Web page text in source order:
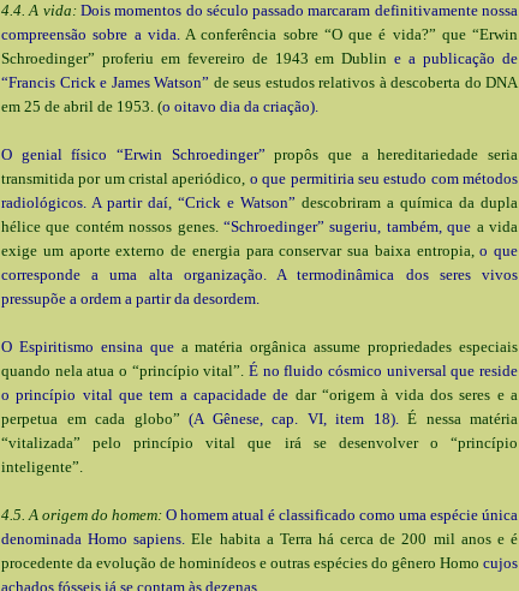
4.4. A vida:Dois momentos do século passado marcaram definitivamente nossa
compreensão sobre a vida. A conferência sobre “O que é vida?” que “Erwin
Schroedinger” proferiu em fevereiro de 1943 em Dublin e a publicação de
“Francis Crick e James Watson” de seus estudos relativos à descoberta do DNA
em 25 de abril de 1953. (o oitavo dia da criação).
O genial físico “Erwin Schroedinger”propôs que a hereditariedade seria
transmitida por um cristal aperiódico, o que permitiria seu estudo com métodos
radiológicos. A partir daí, “Crick e Watson” descobriram a química da dupla
hélice que contém nossos genes.“Schroedinger” sugeriu, também, que a vida
exige um aporte externo de energia para conservar sua baixa entropia,o que
corresponde a uma alta organização. A termodinâmica dos seres vivos
pressupõe a ordem a partir da desordem.
O Espiritismo ensina que a matéria orgânica assume propriedades especiais
quando nela atua o “princípio vital”. É no fluido cósmico universal que reside
o princípio vital que tem a capacidade de dar “origem à vida dos seres e a
perpetua em cada globo” (A Gênese, cap. VI, item 18). É nessa matéria
“vitalizada” pelo princípio vital que irá se desenvolver o “princípio
inteligente”.
4.5. A origem do homem: O homem atual é classificado como uma espécie única
denominada Homo sapiens.Ele habita a Terra há cerca de 200 mil anos e é
procedente da evolução de hominídeos e outras espécies do gênero Homo cujos
achados fósseis já se contam às dezenas.